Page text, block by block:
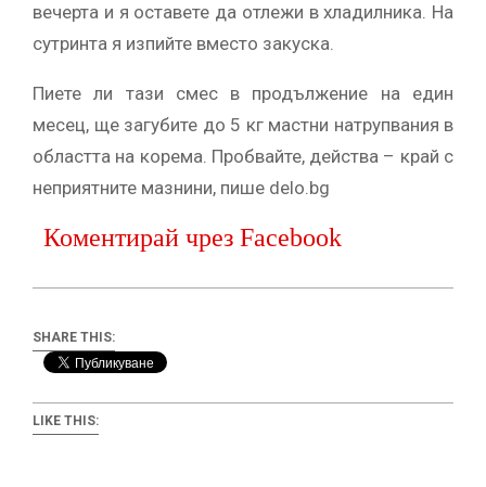
вечерта и я оставете да отлежи в хладилника. На
сутринта я изпийте вместо закуска.
Пиете ли тази смес в продължение на един
месец, ще загубите до 5 кг мастни натрупвания в
областта на корема. Пробвайте, действа – край с
неприятните мазнини, пише delo.bg
Коментирай чрез Facebook
SHARE THIS:
LIKE THIS: